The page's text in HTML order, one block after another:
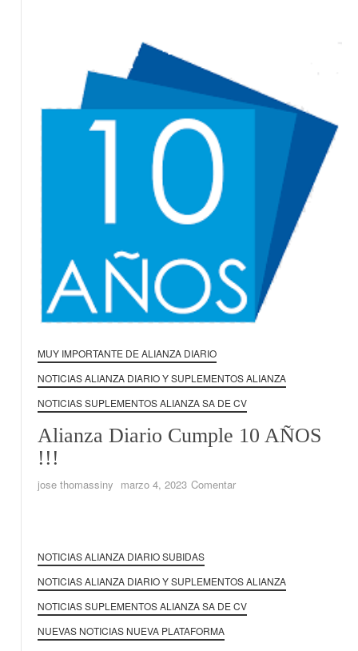
MUY IMPORTANTE DE ALIANZA DIARIO
NOTICIAS ALIANZA DIARIO Y SUPLEMENTOS ALIANZA
NOTICIAS SUPLEMENTOS ALIANZA SA DE CV
Alianza Diario Cumple 10 AÑOS
!!!
jose thomassiny marzo 4, 2023 Comentaren
!!!
NOTICIAS ALIANZA DIARIO SUBIDAS
NOTICIAS ALIANZA DIARIO Y SUPLEMENTOS ALIANZA
NOTICIAS SUPLEMENTOS ALIANZA SA DE CV
NUEVAS NOTICIAS NUEVA PLATAFORMA